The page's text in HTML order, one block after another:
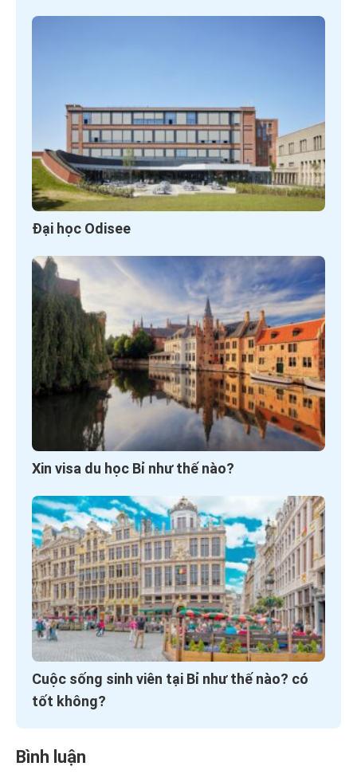
Đại học Odisee
Xin visa du học Bỉ như thế nào?
Cuộc sống sinh viên tại Bỉ như thế nào? có
tốt không?
Bình luận